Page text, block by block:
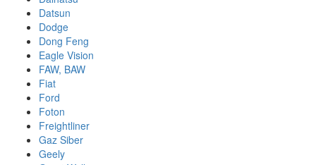
Datsun
Dodge
Dong Feng
Eagle Vision
FAW, BAW
Fiat
Ford
Foton
Freightliner
Gaz Siber
Geely